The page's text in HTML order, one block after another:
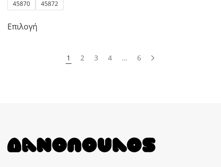
45870 45872
Επιλογή
πολλαπλές
επιλεγούν
1 2 3 4 … 6